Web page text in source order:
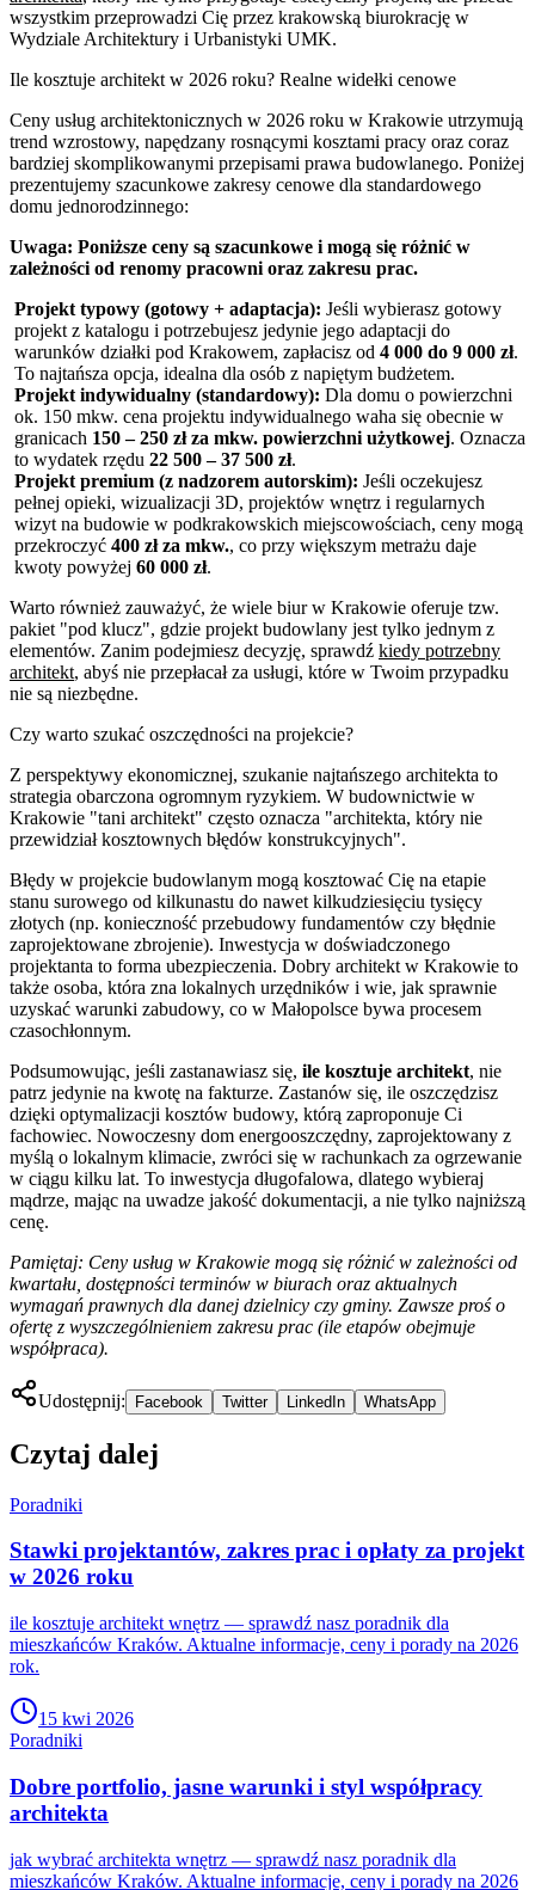
wszystkim przeprowadzi Cię przez krakowską biurokrację w
Wydziale Architektury i Urbanistyki UMK.
Ile kosztuje architekt w 2026 roku? Realne widełki cenowe
Ceny usług architektonicznych w 2026 roku w Krakowie utrzymują
trend wzrostowy, napędzany rosnącymi kosztami pracy oraz coraz
bardziej skomplikowanymi przepisami prawa budowlanego. Poniżej
prezentujemy szacunkowe zakresy cenowe dla standardowego
domu jednorodzinnego:
Uwaga: Poniższe ceny są szacunkowe i mogą się różnić w
zależności od renomy pracowni oraz zakresu prac.
Projekt typowy (gotowy + adaptacja): Jeśli wybierasz gotowy
projekt z katalogu i potrzebujesz jedynie jego adaptacji do
warunków działki pod Krakowem, zapłacisz od 4 000 do 9 000 zł.
To najtańsza opcja, idealna dla osób z napiętym budżetem.
Projekt indywidualny (standardowy): Dla domu o powierzchni
ok. 150 mkw. cena projektu indywidualnego waha się obecnie w
granicach 150 – 250 zł za mkw. powierzchni użytkowej. Oznacza
to wydatek rzędu 22 500 – 37 500 zł.
Projekt premium (z nadzorem autorskim): Jeśli oczekujesz
pełnej opieki, wizualizacji 3D, projektów wnętrz i regularnych
wizyt na budowie w podkrakowskich miejscowościach, ceny mogą
przekroczyć 400 zł za mkw., co przy większym metrażu daje
kwoty powyżej 60 000 zł.
Warto również zauważyć, że wiele biur w Krakowie oferuje tzw.
pakiet "pod klucz", gdzie projekt budowlany jest tylko jednym z
elementów. Zanim podejmiesz decyzję, sprawdź kiedy potrzebny
architekt, abyś nie przepłacał za usługi, które w Twoim przypadku
nie są niezbędne.
Czy warto szukać oszczędności na projekcie?
Z perspektywy ekonomicznej, szukanie najtańszego architekta to
strategia obarczona ogromnym ryzykiem. W budownictwie w
Krakowie "tani architekt" często oznacza "architekta, który nie
przewidział kosztownych błędów konstrukcyjnych".
Błędy w projekcie budowlanym mogą kosztować Cię na etapie
stanu surowego od kilkunastu do nawet kilkudziesięciu tysięcy
złotych (np. konieczność przebudowy fundamentów czy błędnie
zaprojektowane zbrojenie). Inwestycja w doświadczonego
projektanta to forma ubezpieczenia. Dobry architekt w Krakowie to
także osoba, która zna lokalnych urzędników i wie, jak sprawnie
uzyskać warunki zabudowy, co w Małopolsce bywa procesem
czasochłonnym.
Podsumowując, jeśli zastanawiasz się, ile kosztuje architekt, nie
patrz jedynie na kwotę na fakturze. Zastanów się, ile oszczędzisz
dzięki optymalizacji kosztów budowy, którą zaproponuje Ci
fachowiec. Nowoczesny dom energooszczędny, zaprojektowany z
myślą o lokalnym klimacie, zwróci się w rachunkach za ogrzewanie
w ciągu kilku lat. To inwestycja długofalowa, dlatego wybieraj
mądrze, mając na uwadze jakość dokumentacji, a nie tylko najniższą
cenę.
Pamiętaj: Ceny usług w Krakowie mogą się różnić w zależności od
kwartału, dostępności terminów w biurach oraz aktualnych
wymagań prawnych dla danej dzielnicy czy gminy. Zawsze proś o
ofertę z wyszczególnieniem zakresu prac (ile etapów obejmuje
współpraca).
Udostępnij: Facebook Twitter LinkedIn WhatsApp
Czytaj dalej
Poradniki
Stawki projektantów, zakres prac i opłaty za projekt
w 2026 roku
ile kosztuje architekt wnętrz — sprawdź nasz poradnik dla
mieszkańców Kraków. Aktualne informacje, ceny i porady na 2026
rok.
15 kwi 2026
Poradniki
Dobre portfolio, jasne warunki i styl współpracy
architekta
jak wybrać architekta wnętrz — sprawdź nasz poradnik dla
mieszkańców Kraków. Aktualne informacje, ceny i porady na 2026